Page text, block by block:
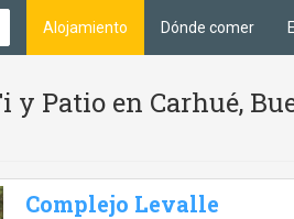
Alojamiento Dónde comer
Patio en Carhué,
Complejo Levalle